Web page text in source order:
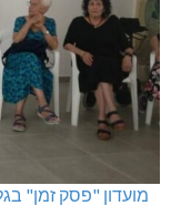
מועדון "פסק זמן"